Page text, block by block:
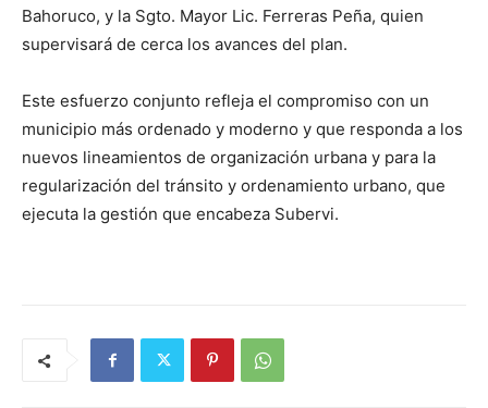
Bahoruco, y la Sgto. Mayor Lic. Ferreras Peña, quien
supervisará de cerca los avances del plan.
Este esfuerzo conjunto refleja el compromiso con un
municipio más ordenado y moderno y que responda a los
nuevos lineamientos de organización urbana y para la
regularización del tránsito y ordenamiento urbano, que
ejecuta la gestión que encabeza Subervi.